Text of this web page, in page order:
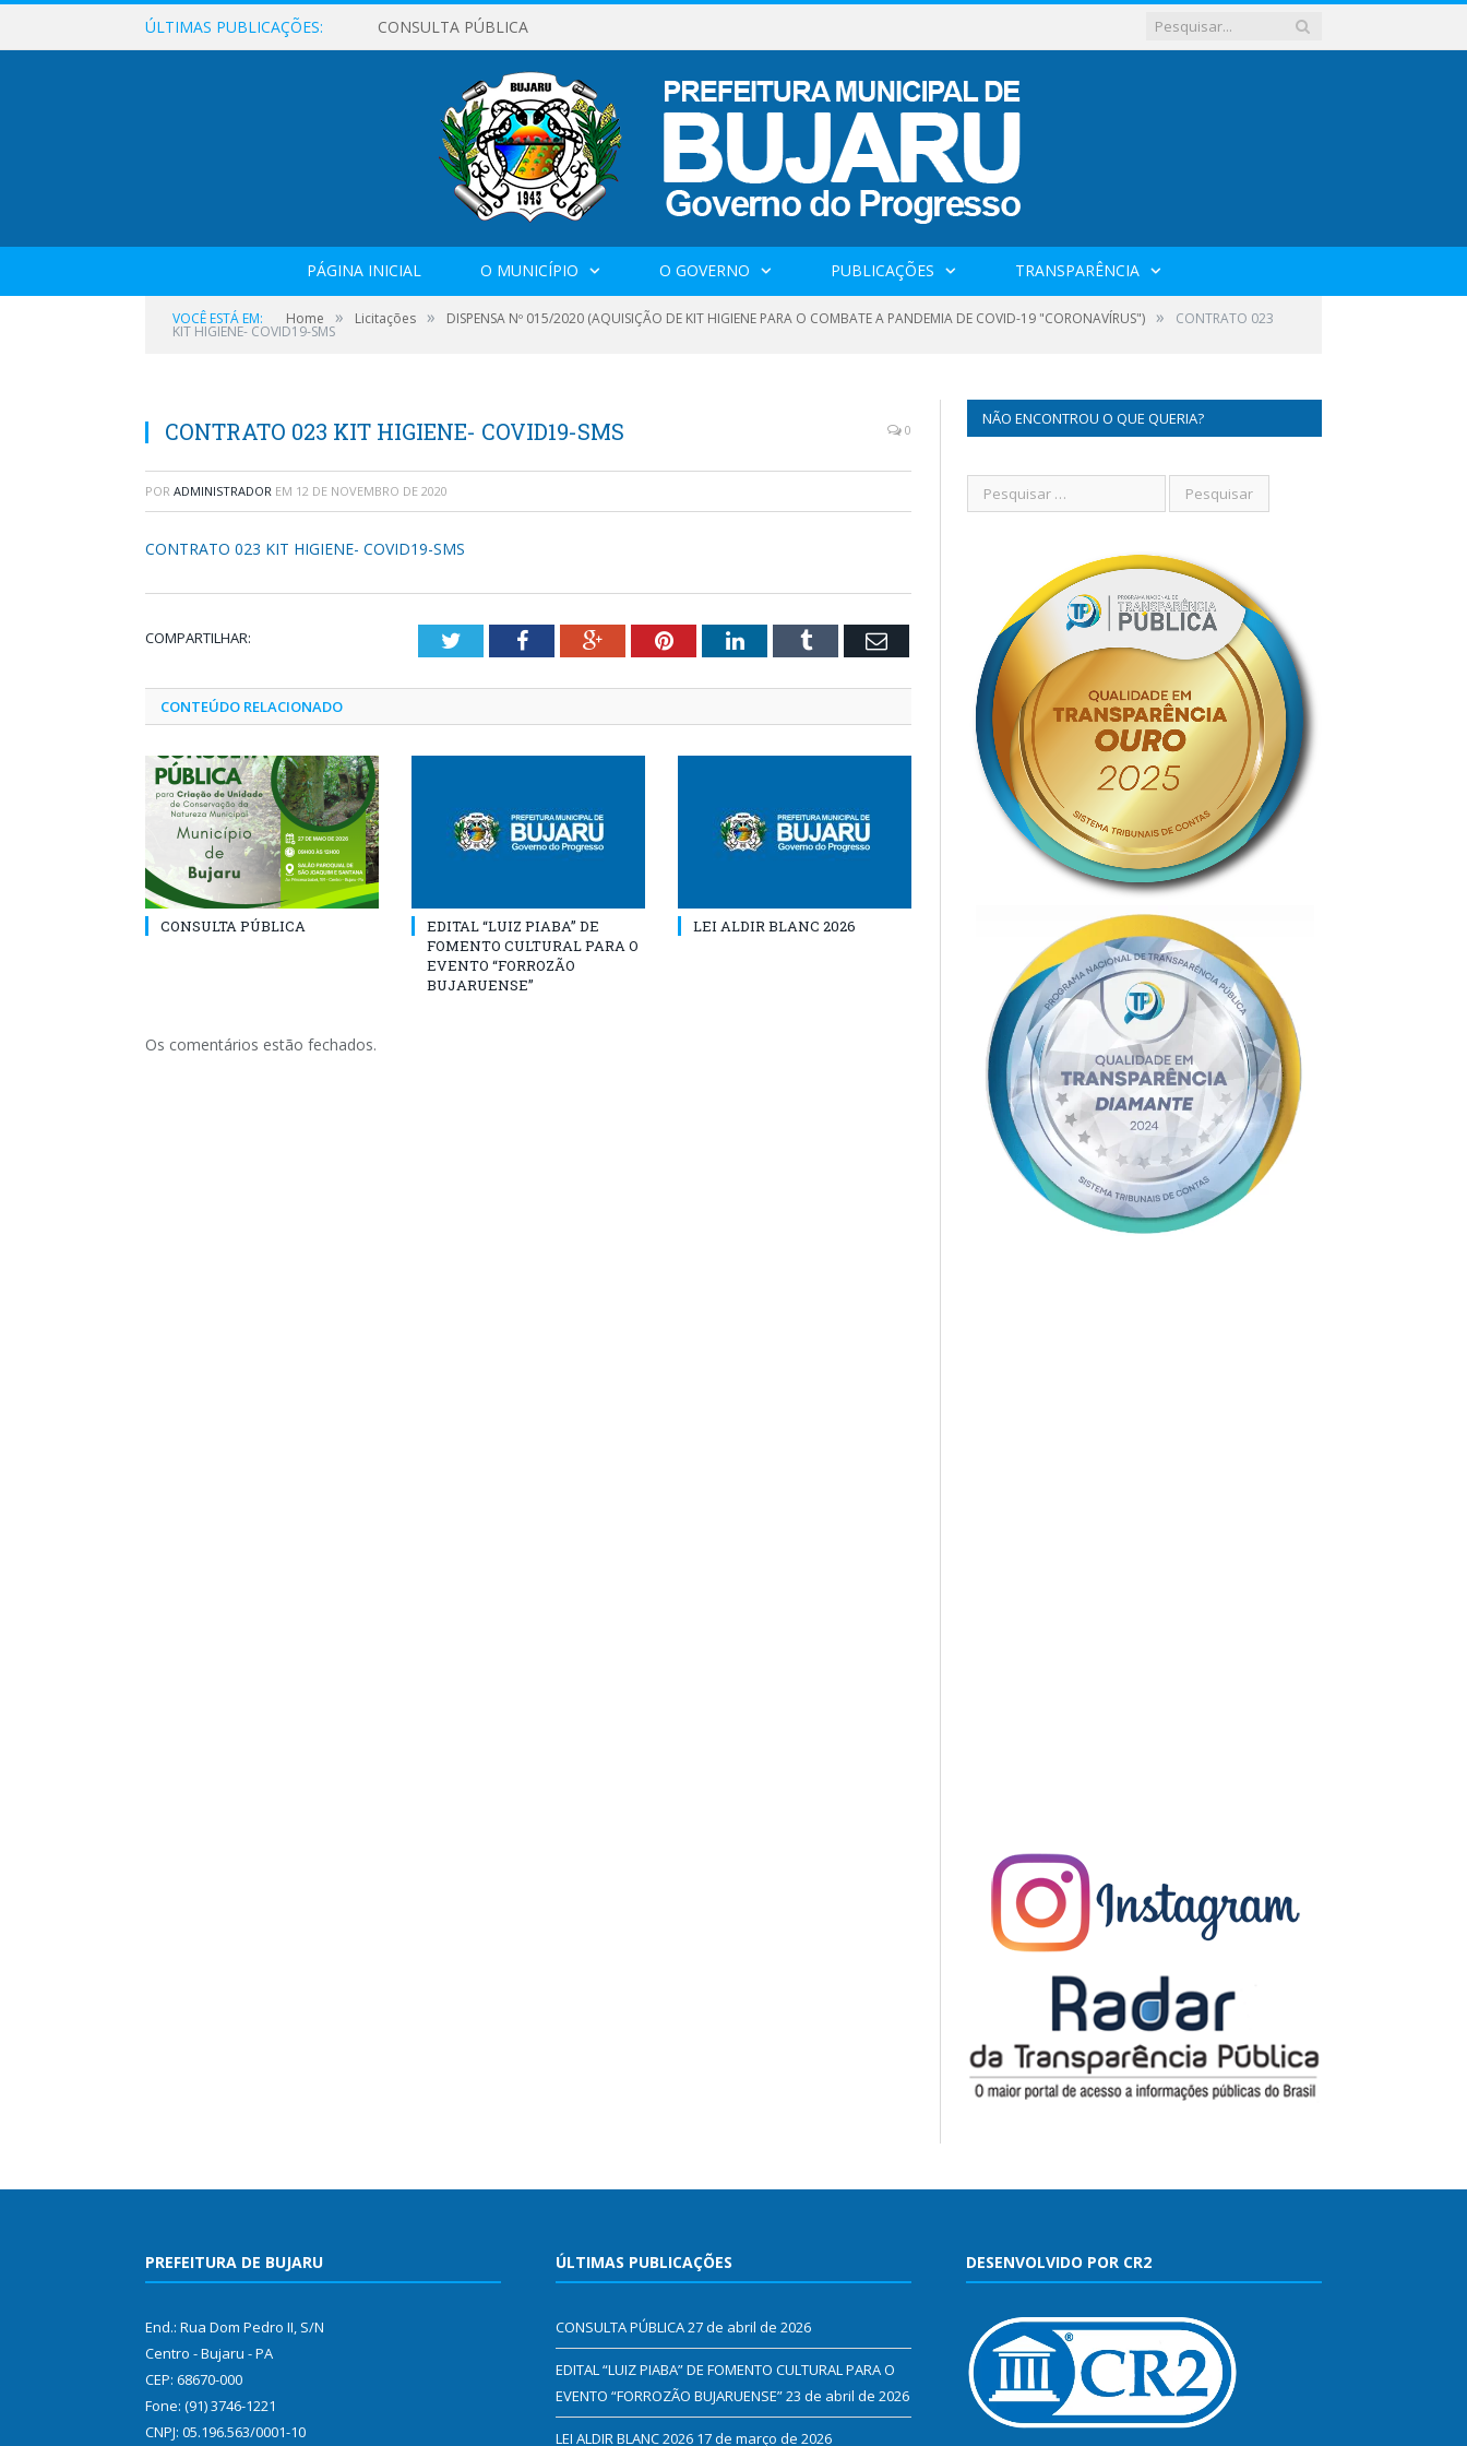
ÚLTIMAS PUBLICAÇÕES: CONSULTA PÚBLICA
PÁGINA INICIAL O MUNICÍPIO O GOVERNO PUBLICAÇÕES TRANSPARÊNCIA
VOCÊ ESTÁ EM: Home » Licitações » DISPENSA Nº 015/2020 (AQUISIÇÃO DE KIT HIGIENE PARA O COMBATE A PANDEMIA DE COVID-19 "CORONAVÍRUS") » CONTRATO 023
KIT HIGIENE- COVID19-SMS
CONTRATO 023 KIT HIGIENE- COVID19-SMS 0
POR ADMINISTRADOR EM 12 DE NOVEMBRO DE 2020
CONTRATO 023 KIT HIGIENE- COVID19-SMS
COMPARTILHAR: TwitterFacebookGoogle+PinterestLinkedInTumblr Email
CONTEÚDO RELACIONADO
CONSULTA PÚBLICA
EDITAL “LUIZ PIABA” DE
FOMENTO CULTURAL PARA O
EVENTO “FORROZÃO
BUJARUENSE”
LEI ALDIR BLANC 2026
Os comentários estão fechados.
NÃO ENCONTROU O QUE QUERIA?
PREFEITURA DE BUJARU
End.: Rua Dom Pedro II, S/N
Centro - Bujaru - PA
CEP: 68670-000
Fone: (91) 3746-1221
CNPJ: 05.196.563/0001-10
ÚLTIMAS PUBLICAÇÕES
CONSULTA PÚBLICA27 de abril de 2026
EDITAL “LUIZ PIABA” DE FOMENTO CULTURAL PARA O
EVENTO “FORROZÃO BUJARUENSE”23 de abril de 2026
LEI ALDIR BLANC 2026 17 de março de 2026
DESENVOLVIDO POR CR2